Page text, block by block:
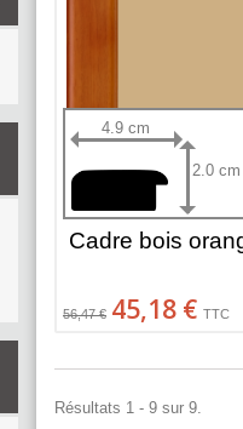
4.9 cm
2.0 cm
Cadre bois
56,47 € 45,18 € TTC
Résultats 1 - 9 sur 9.